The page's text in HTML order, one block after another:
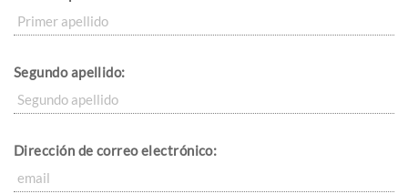
Segundo apellido:
Dirección de correo electrónico: